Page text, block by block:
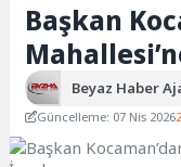
Başkan
Beyaz Haber
Güncelleme: 07 Nis 2026